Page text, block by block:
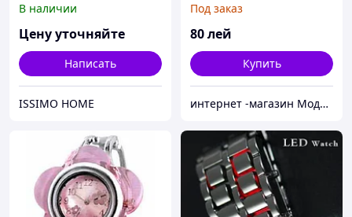
В наличии
Цену уточняйте
Написать
ISSIMO HOME
Под заказ
80лей
Купить
интернет -магазин Модняшка